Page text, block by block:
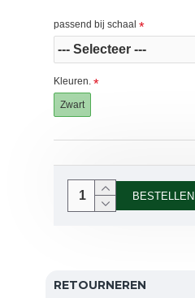
passend bij schaal
Kleuren.
Zwart
BESTELLEN
RETOURNEREN